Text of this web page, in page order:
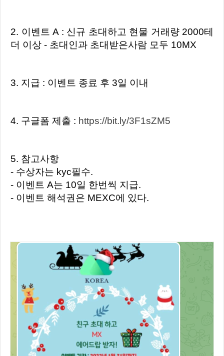
2. 이벤트 A : 신규 초대하고 현물 거래량 2000테
더 이상 - 초대인과 초대받은사람 모두 10MX
3. 지급 : 이벤트 종료 후 3일 이내
4. 구글폼 제출 : https://bit.ly/3F1sZM5
5. 참고사항
- 수상자는 kyc필수.
- 이벤트 A는 10일 한번씩 지급.
- 이벤트 해석권은 MEXC에 있다.